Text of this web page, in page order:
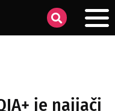
je najjači